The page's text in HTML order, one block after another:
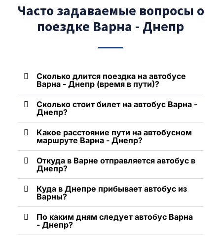
Часто задаваемые вопросы о
поездке Варна - Днепр
Сколько длится поездка на автобусе
Варна - Днепр (время в пути)?
Сколько стоит билет на автобус Варна -
Днепр?
Какое расстояние пути на автобусном
маршруте Варна - Днепр?
Откуда в Варне отправляется автобус в
Днепр?
Куда в Днепре прибывает автобус из
Варны?
По каким дням следует автобус Варна
- Днепр?